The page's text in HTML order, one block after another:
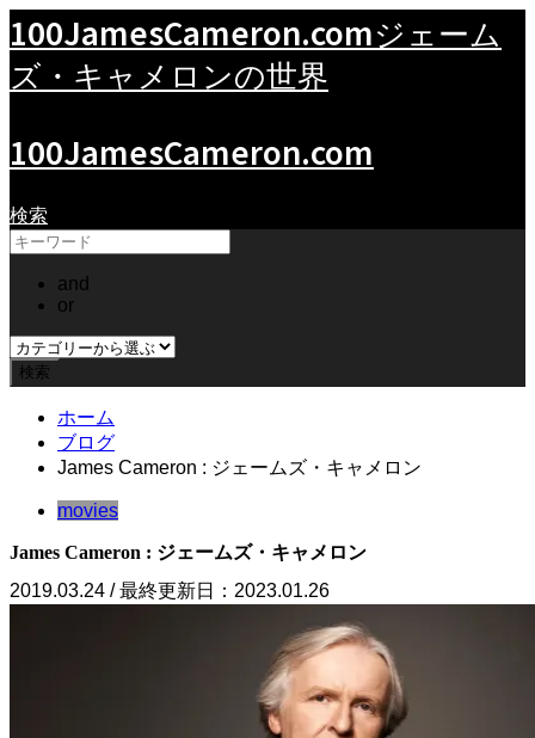
100JamesCameron.comジェーム
ズ・キャメロンの世界
100JamesCameron.com
検索
and
or
ホーム
ブログ
James Cameron : ジェームズ・キャメロン
movies
James Cameron : ジェームズ・キャメロン
2019.03.24 / 最終更新日：2023.01.26